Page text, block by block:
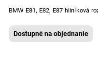
BMW E81, E82, E87 hliníková
Dostupné na objednanie